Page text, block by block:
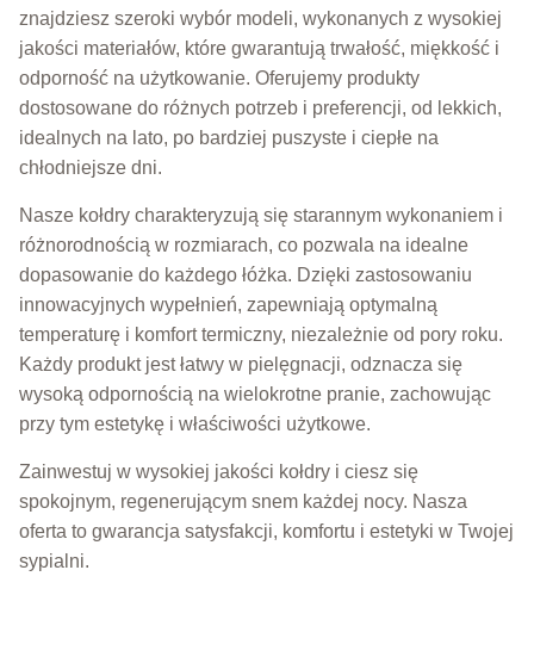
znajdziesz szeroki wybór modeli, wykonanych z wysokiej
jakości materiałów, które gwarantują trwałość, miękkość i
odporność na użytkowanie. Oferujemy produkty
dostosowane do różnych potrzeb i preferencji, od lekkich,
idealnych na lato, po bardziej puszyste i ciepłe na
chłodniejsze dni.
Nasze kołdry charakteryzują się starannym wykonaniem i
różnorodnością w rozmiarach, co pozwala na idealne
dopasowanie do każdego łóżka. Dzięki zastosowaniu
innowacyjnych wypełnień, zapewniają optymalną
temperaturę i komfort termiczny, niezależnie od pory roku.
Każdy produkt jest łatwy w pielęgnacji, odznacza się
wysoką odpornością na wielokrotne pranie, zachowując
przy tym estetykę i właściwości użytkowe.
Zainwestuj w wysokiej jakości kołdry i ciesz się
spokojnym, regenerującym snem każdej nocy. Nasza
oferta to gwarancja satysfakcji, komfortu i estetyki w Twojej
sypialni.